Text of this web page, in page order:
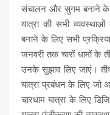
संचालन और सुगम बनाने के
यात्रा की सभी
बनाने के लिए सभी
जनवरी तक चारों धामों के
उनके सुझाव लिए जाएं।
यात्रा प्रबंधन के लिए जो
चारधाम यात्रा के लिए